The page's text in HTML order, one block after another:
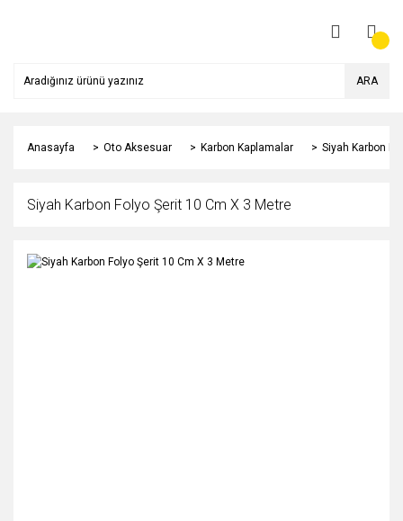
ARA
Anasayfa Oto Aksesuar Karbon Kaplamalar Siyah Karbon
Siyah Karbon Folyo Şerit 10 Cm X 3 Metre